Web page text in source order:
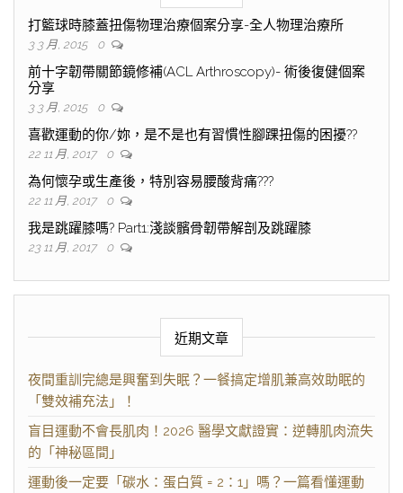
打籃球時膝蓋扭傷物理治療個案分享-全人物理治療所
3 3 月, 2015 0
前十字韌帶關節鏡修補(ACL Arthroscopy)- 術後復健個案
分享
3 3 月, 2015 0
喜歡運動的你/妳，是不是也有習慣性腳踝扭傷的困擾??
22 11 月, 2017 0
為何懷孕或生產後，特別容易腰酸背痛???
22 11 月, 2017 0
我是跳躍膝嗎? Part1:淺談髕骨韌帶解剖及跳躍膝
23 11 月, 2017 0
近期文章
夜間重訓完總是興奮到失眠？一餐搞定增肌兼高效助眠的
「雙效補充法」！
盲目運動不會長肌肉！2026 醫學文獻證實：逆轉肌肉流失
的「神秘區間」
運動後一定要「碳水：蛋白質 = 2：1」嗎？一篇看懂運動